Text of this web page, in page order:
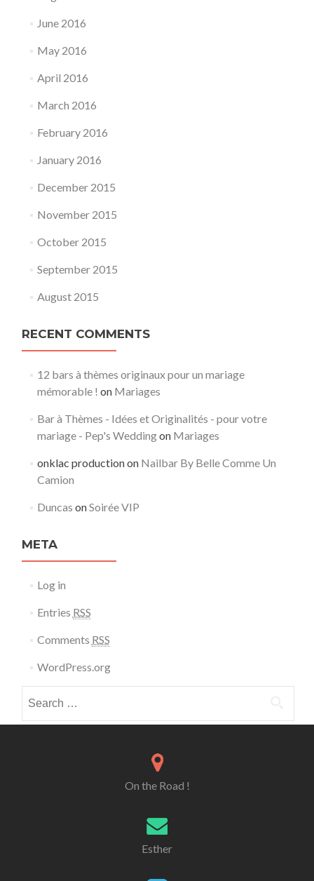
June 2016
May 2016
April 2016
March 2016
February 2016
January 2016
December 2015
November 2015
October 2015
September 2015
August 2015
RECENT COMMENTS
12 bars à thèmes originaux pour un mariage
mémorable ! on Mariages
Bar à Thèmes - Idées et Originalités - pour votre
mariage - Pep's Weddingon Mariages
onklac productionon Nailbar By Belle Comme Un
Camion
Duncas onSoirée VIP
META
Log in
Entries RSS
Comments RSS
WordPress.org
On the Road !
Esther